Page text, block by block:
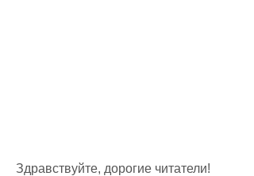
Здравствуйте, дорогие читатели!